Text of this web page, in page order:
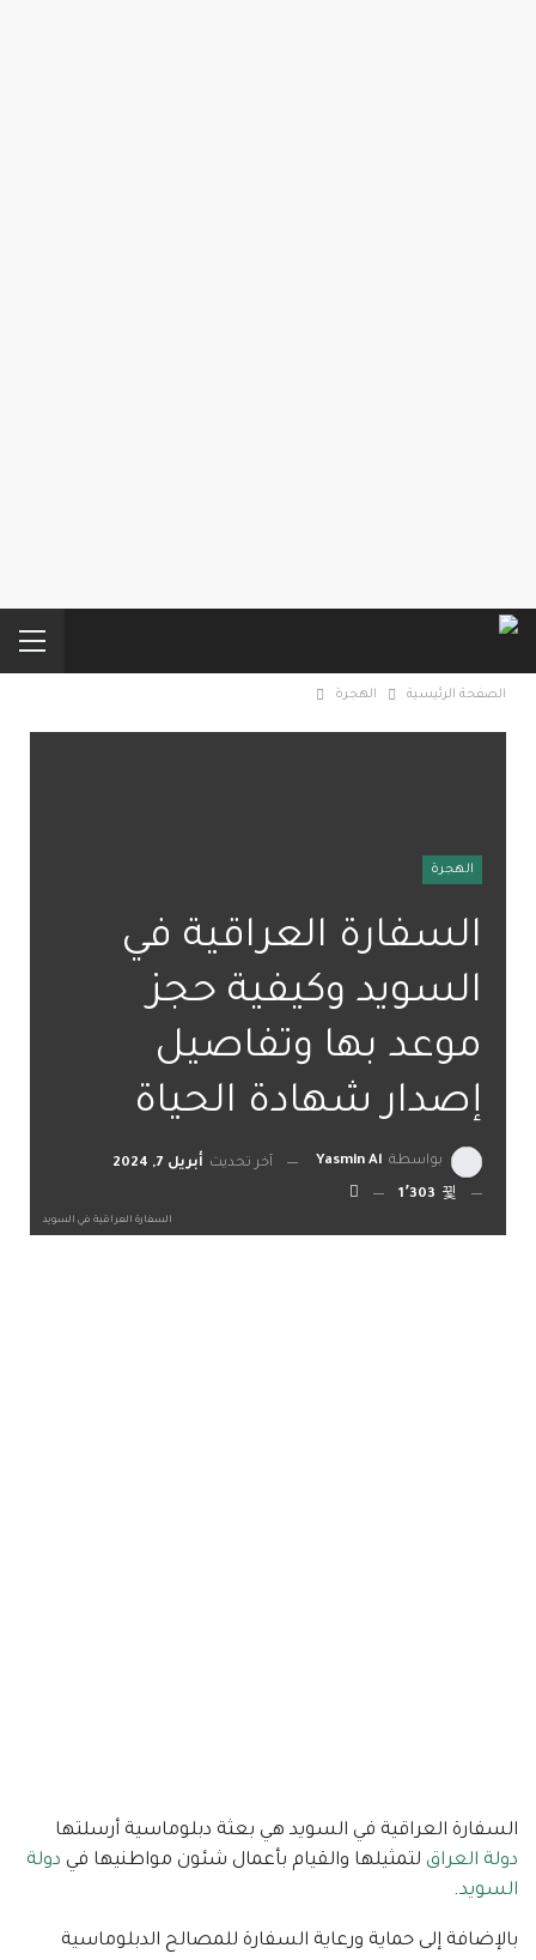
الصفحة الرئيسية الهجرة
الهجرة
السفارة العراقية في
السويد وكيفية حجز
موعد بها وتفاصيل
إصدار شهادة الحياة
بواسطة Yasmin Al آخر تحديث أبريل 7, 2024
السفارة العراقية في السويد
السفارة العراقية في السويد هي بعثة دبلوماسية أرسلتها
دولة العراق لتمثيلها والقيام بأعمال شئون مواطنيها في دولة
السويد.
بالإضافة إلى حماية ورعاية السفارة للمصالح الدبلوماسية